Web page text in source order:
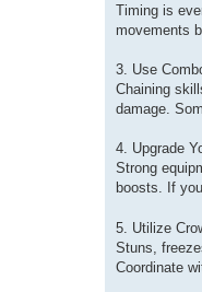
Timing is
movements
3. Use
Chaining
damage.
4. Upgrade
Strong
boosts. If
5. Utilize
Stuns,
Coordinate